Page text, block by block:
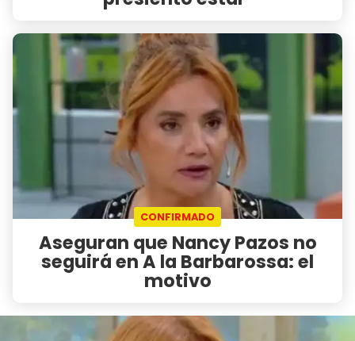
CONFIRMADO
Aseguran que Nancy Pazos no
seguirá en A la Barbarossa: el
motivo